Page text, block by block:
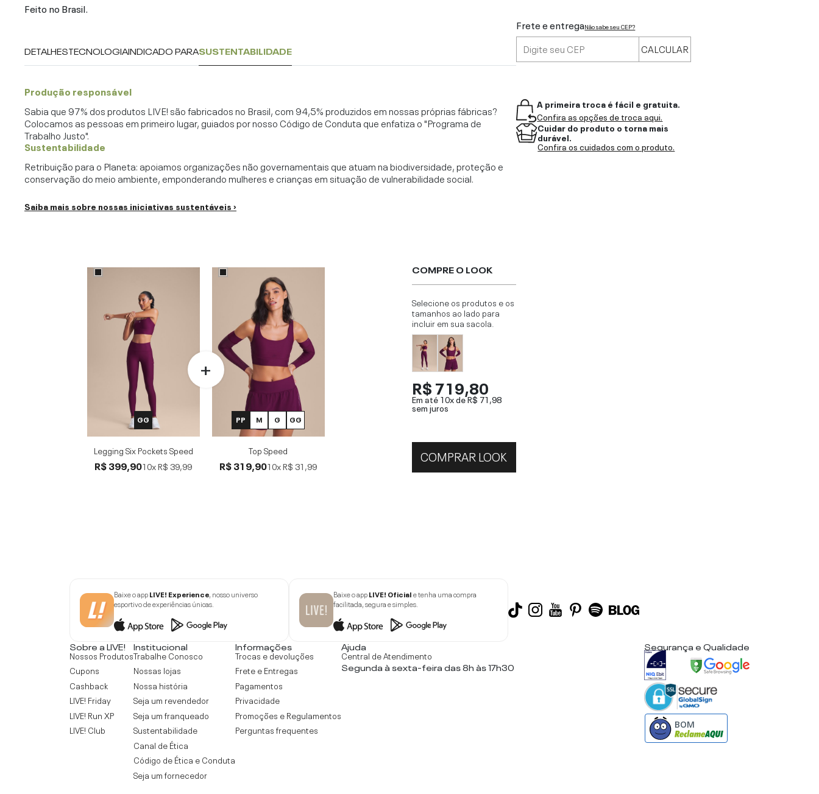
Feito no Brasil.
DETALHESTECNOLOGIAINDICADO PARASUSTENTABILIDADE
Produção responsável
Sabia que 97% dos produtos LIVE! são fabricados no Brasil, com 94,5% produzidos em nossas próprias fábricas?
Colocamos as pessoas em primeiro lugar, guiados por nosso Código de Conduta que enfatiza o "Programa de
Trabalho Justo".
Sustentabilidade
Retribuição para o Planeta: apoiamos organizações não governamentais que atuam na biodiversidade, proteção e
conservação do meio ambiente, emponderando mulheres e crianças em situação de vulnerabilidade social.
Saiba mais sobre nossas iniciativas sustentáveis ›
GG
Legging Six Pockets Speed
R$ 399,9010xR$ 39,99
PP M G GG
Top Speed
R$ 319,9010xR$ 31,99
COMPRE O LOOK
Selecione os produtos e os
tamanhos ao lado para
incluir em sua sacola.
R$ 719,80
Em até 10x deR$ 71,98
sem juros
COMPRAR LOOK
Frete e entregaNão sabe seu CEP?
CALCULAR
A primeira troca é fácil e gratuita.
Confira as opções de troca aqui.
Cuidar do produto o torna mais
durável.
Confira os cuidados com o produto.
Baixe o appLIVE! Experience, nosso universo
esportivo de experiências únicas.
Baixe o appLIVE! Oficiale tenha uma compra
facilitada, segura e simples.
Sobre a LIVE!
Nossos Produtos
Cupons
Cashback
LIVE! Friday
LIVE! Run XP
LIVE! Club
Institucional
Trabalhe Conosco
Nossas lojas
Nossa história
Seja um revendedor
Seja um franqueado
Sustentabilidade
Canal de Ética
Código de Ética e Conduta
Seja um fornecedor
Informações
Trocas e devoluções
Frete e Entregas
Pagamentos
Privacidade
Promoções e Regulamentos
Perguntas frequentes
Ajuda
Central de Atendimento
Segunda à sexta-feira das 8h às 17h30
Segurança e Qualidade
BOM